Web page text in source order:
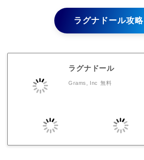
ラグナドール攻略
ラグナドール
Grams, Inc 無料